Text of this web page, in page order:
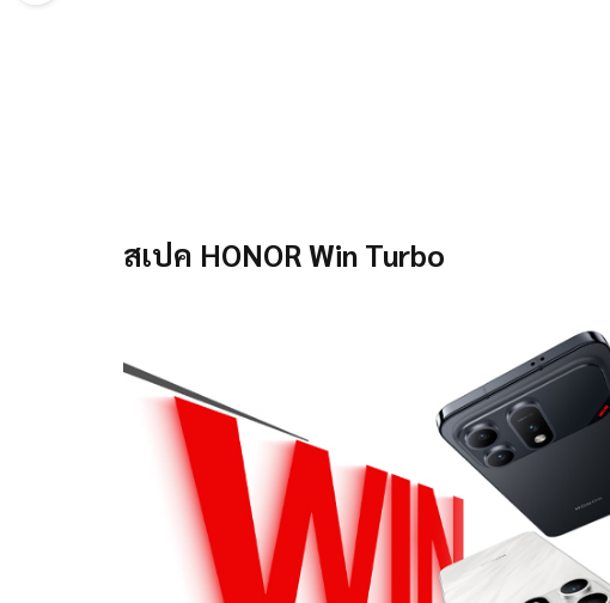
สเปค HONOR Win Turbo